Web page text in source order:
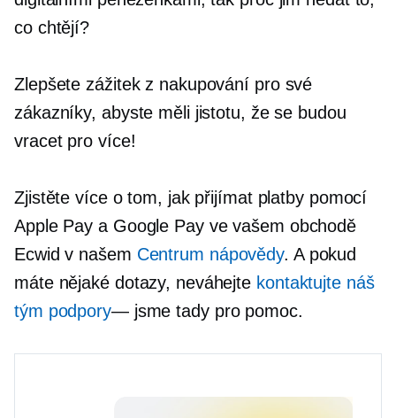
co chtějí?
Zlepšete zážitek z nakupování pro své
zákazníky, abyste měli jistotu, že se budou
vracet pro více!
Zjistěte více o tom, jak přijímat platby pomocí
Apple Pay a Google Pay ve vašem obchodě
Ecwid v našem Centrum nápovědy. A pokud
máte nějaké dotazy, neváhejte kontaktujte náš
tým podpory— jsme tady pro pomoc.